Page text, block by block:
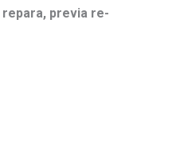
previa re-